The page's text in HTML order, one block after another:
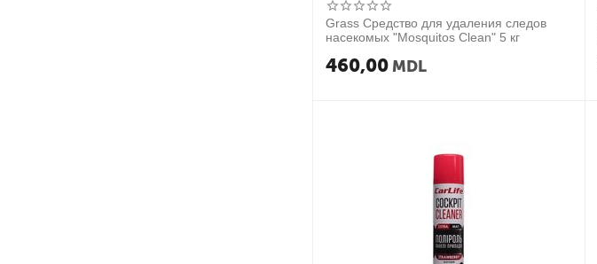
Grass Средство для удаления следов
насекомых "Mosquitos Clean" 5 кг
460,00 MDL